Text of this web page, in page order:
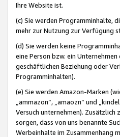
Ihre Website ist.
(c) Sie werden Programminhalte,
mehr zur Nutzung zur Verfügung
(d) Sie werden keine
eine Person bzw. ein
geschäftlichen Beziehung oder
Programminhalten).
(e) Sie werden Amazon-Marken
„ammazon“, „amaozn“ und
Versuch unternehmen).
sorgen, dass von uns benannte
Werbeinhalte im Zusammenhang